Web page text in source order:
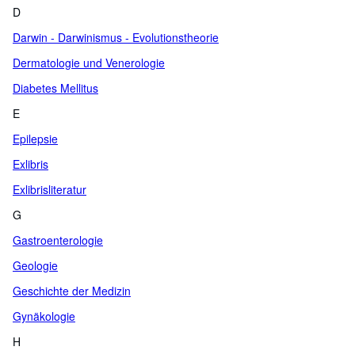
D
Darwin - Darwinismus - Evolutionstheorie
Dermatologie und Venerologie
Diabetes Mellitus
E
Epilepsie
Exlibris
Exlibrisliteratur
G
Gastroenterologie
Geologie
Geschichte der Medizin
Gynäkologie
H